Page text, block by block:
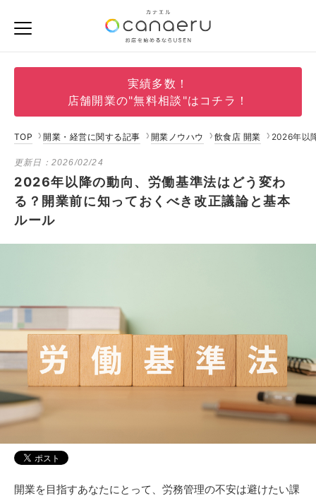
実績多数！
店舗開業の"無料相談"はコチラ！
TOP 開業・経営に関する記事 開業ノウハウ 飲食店 開業 2026年以
更新日： 2026/02/24
2026年以降の動向、労働基準法はどう変わ
る？開業前に知っておくべき改正議論と基本
ルール
開業を目指すあなたにとって、労務管理の不安は避けたい課